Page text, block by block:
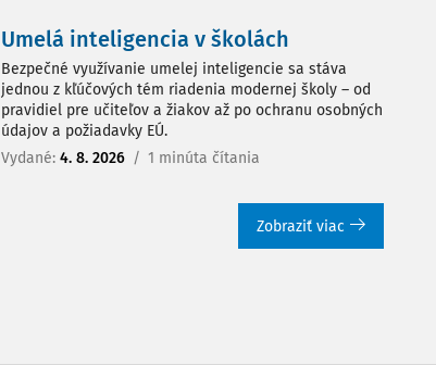
Umelá inteligencia v školách
Bezpečné využívanie umelej inteligencie sa stáva
jednou z kľúčových tém riadenia modernej školy – od
pravidiel pre učiteľov a žiakov až po ochranu osobných
údajov a požiadavky EÚ.
Vydané: 4. 8. 2026 / 1 minúta čítania
Zobraziť viac